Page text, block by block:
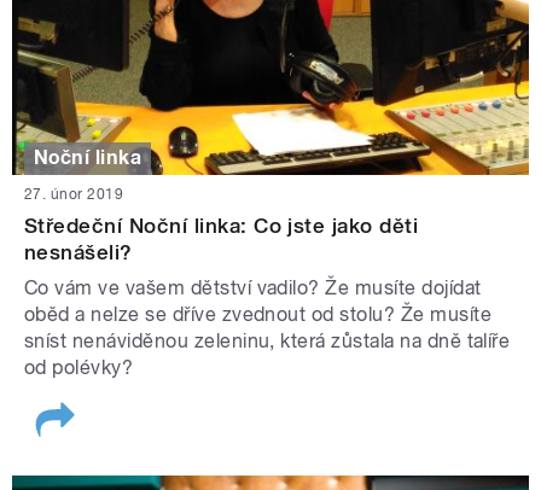
Noční linka
27. únor 2019
Středeční Noční linka: Co jste jako děti
nesnášeli?
Co vám ve vašem dětství vadilo? Že musíte dojídat
oběd a nelze se dříve zvednout od stolu? Že musíte
sníst nenáviděnou zeleninu, která zůstala na dně talíře
od polévky?